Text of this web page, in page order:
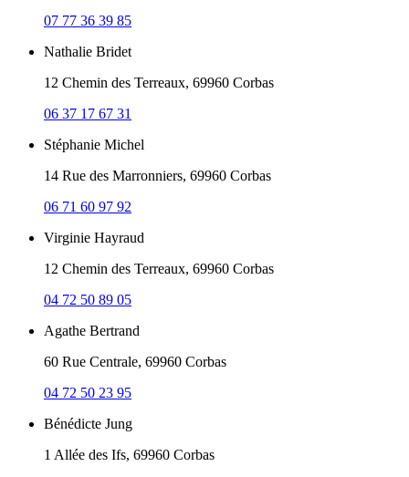
07 77 36 39 85
Nathalie Bridet
12 Chemin des Terreaux, 69960 Corbas
06 37 17 67 31
Stéphanie Michel
14 Rue des Marronniers, 69960 Corbas
06 71 60 97 92
Virginie Hayraud
12 Chemin des Terreaux, 69960 Corbas
04 72 50 89 05
Agathe Bertrand
60 Rue Centrale, 69960 Corbas
04 72 50 23 95
Bénédicte Jung
1 Allée des Ifs, 69960 Corbas